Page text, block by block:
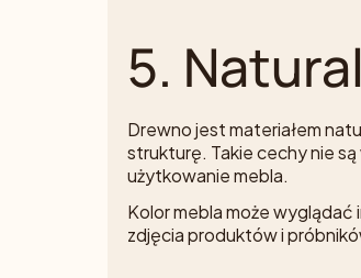
5.
Drewno jest materiałem
strukturę. Takie cechy nie
użytkowanie mebla.
Kolor mebla może
zdjęcia produktów i